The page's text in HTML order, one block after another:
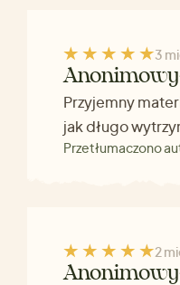
3
Anonimowy
Przyjemny
jak długo
Przetłumaczono
2
Anonimowy